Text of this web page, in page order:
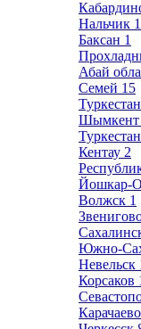
Нальчик
Баксан 1
Абай
Семей 15
Шымкент
Туркестан
Кентау 2
Йошкар-
Волжск 1
Южно-
Невельск
Корсаков